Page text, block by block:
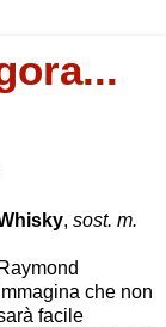
, sost. m.
Raymond
che non
facile